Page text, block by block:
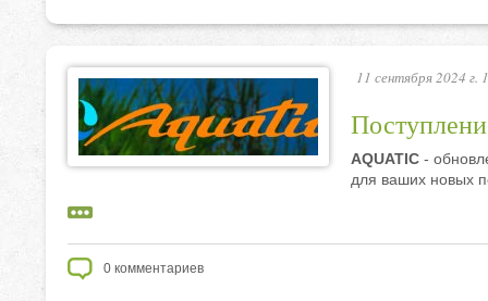
11 сентября 2024 г.
AQUATIC -
для ваших новых
0 комментариев